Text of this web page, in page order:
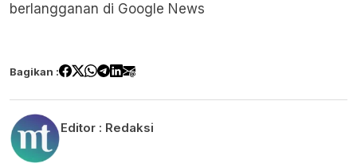
berlangganan di Google News
Bagikan :
Editor : Redaksi